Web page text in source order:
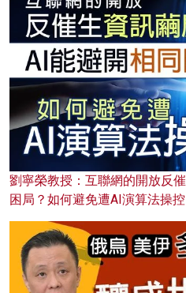
劉寧榮教授：互聯網的開放反
困局？如何避免遭AI演算法操控